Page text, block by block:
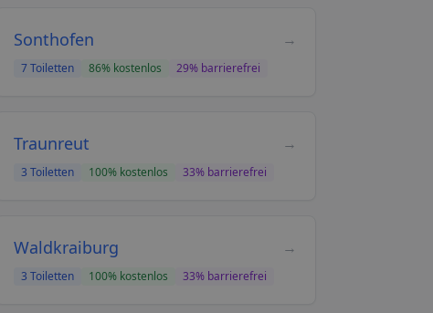
Sonthofen →
7Toiletten 86% kostenlos 29% barrierefrei
Traunreut →
3 Toiletten 100% kostenlos 33% barrierefrei
Waldkraiburg →
3 Toiletten 100% kostenlos 33% barrierefrei